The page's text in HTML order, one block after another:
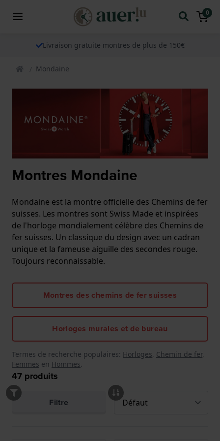
0
Livraison gratuite montres de plus de 150€
Mondaine
Montres Mondaine
Mondaine est la montre officielle des Chemins de fer
suisses. Les montres sont Swiss Made et inspirées
de l'horloge mondialement célèbre des Chemins de
fer suisses. Un classique du design avec un cadran
unique et la fameuse aiguille des secondes rouge.
Toujours reconnaissable.
Montres des chemins de fer suisses
Horloges murales et de bureau
Termes de recherche populaires: Horloges, Chemin de fer,
Femmes en Hommes.
47 produits
Filtre